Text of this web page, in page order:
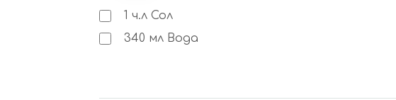
1 ч.л Сол
340 мл Вода